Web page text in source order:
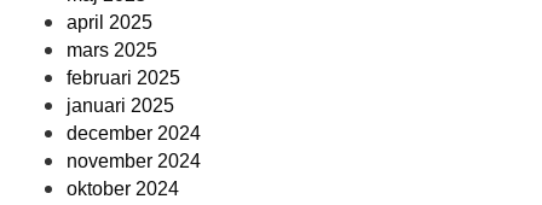
april 2025
mars 2025
februari 2025
januari 2025
december 2024
november 2024
oktober 2024